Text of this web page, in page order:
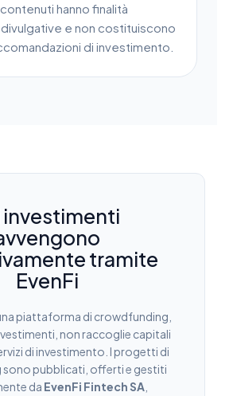
hanno finalità
e non costituiscono
di investimento.
investimenti
tramite
EvenFi
piattaforma di crowdfunding,
non raccoglie capitali
di investimento. I progetti di
pubblicati, offerti e gestiti
da EvenFi Fintech SA